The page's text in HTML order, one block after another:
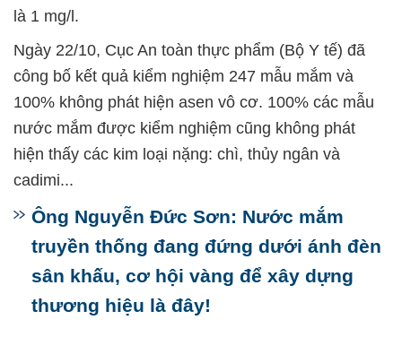
là 1 mg/l.
Ngày 22/10, Cục An toàn thực phẩm (Bộ Y tế) đã
công bố kết quả kiểm nghiệm 247 mẫu mắm và
100% không phát hiện asen vô cơ. 100% các mẫu
nước mắm được kiểm nghiệm cũng không phát
hiện thấy các kim loại nặng: chì, thủy ngân và
cadimi...
Ông Nguyễn Đức Sơn: Nước mắm
truyền thống đang đứng dưới ánh đèn
sân khấu, cơ hội vàng để xây dựng
thương hiệu là đây!